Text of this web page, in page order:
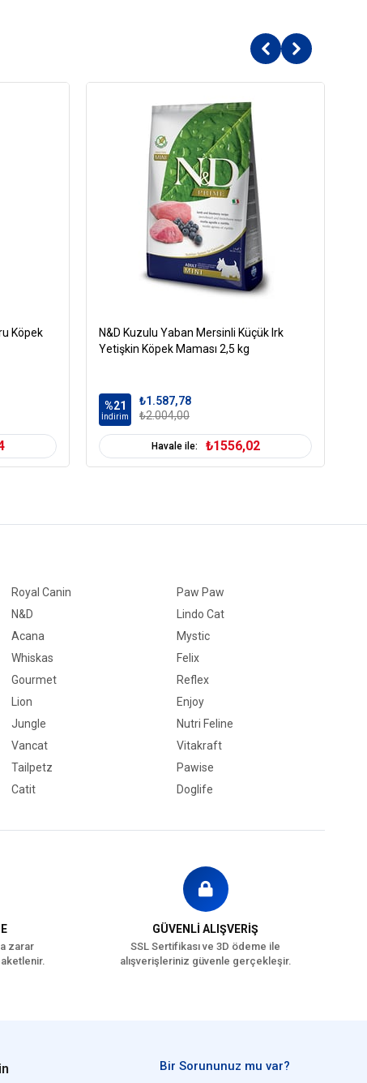
Köpek
N&D Kuzulu Yaban Mersinli Küçük Irk
Yetişkin Köpek Maması 2,5 kg
%21
İndirim
₺1.587,78
₺2.004,00
Havale ile: ₺1556,02
Royal Canin
Paw Paw
N&D
Lindo Cat
Acana
Mystic
Whiskas
Felix
Gourmet
Reflex
Lion
Enjoy
Jungle
Nutri Feline
Vancat
Vitakraft
Tailpetz
Pawise
Catit Doglife
zarar
GÜVENLİ ALIŞVERİŞ
SSL Sertifikası ve 3D ödeme ile
alışverişleriniz güvenle gerçekleşir.
Bir Sorununuz mu var?